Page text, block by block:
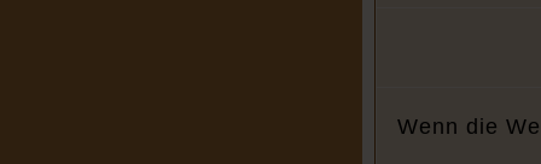
Wenn die